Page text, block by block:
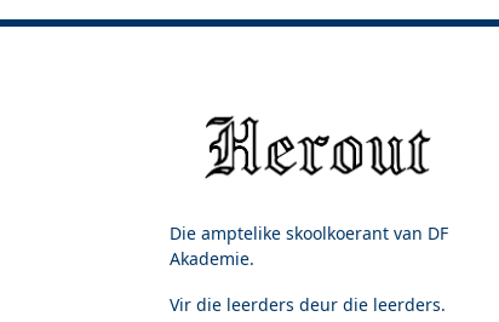
Die amptelike skoolkoerant van DF
Akademie.
Vir die leerders deur die leerders.